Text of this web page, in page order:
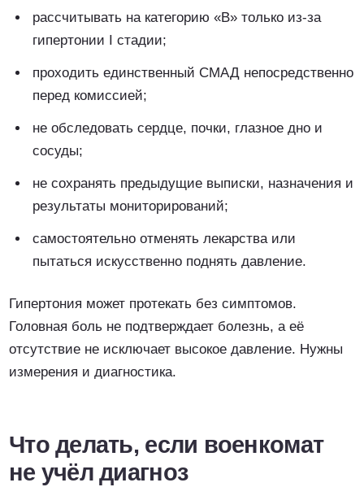
рассчитывать на категорию «В» только из-за
гипертонии I стадии;
проходить единственный СМАД непосредственно
перед комиссией;
не обследовать сердце, почки, глазное дно и
сосуды;
не сохранять предыдущие выписки, назначения и
результаты мониторирований;
самостоятельно отменять лекарства или
пытаться искусственно поднять давление.
Гипертония может протекать без симптомов.
Головная боль не подтверждает болезнь, а её
отсутствие не исключает высокое давление. Нужны
измерения и диагностика.
Что делать, если военкомат
не учёл диагноз